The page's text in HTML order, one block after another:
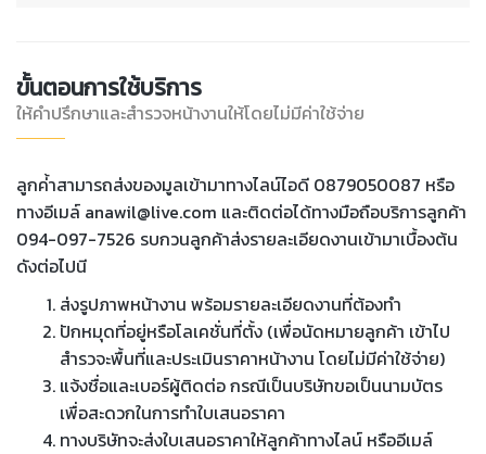
ขั้นตอนการใช้บริการ
ให้คำปรึกษาและสำรวจหน้างานให้โดยไม่มีค่าใช้จ่าย
ลูกค่้าสามารถส่งของมูลเข้ามาทางไลน์ไอดี 0879050087 หรือ
ทางอีเมล์ anawil@live.com และติดต่อได้ทางมือถือบริการลูกค้า
094-097-7526 รบกวนลูกค้าส่งรายละเอียดงานเข้ามาเบื้องต้น
ดังต่อไปนี
ส่งรูปภาพหน้างาน พร้อมรายละเอียดงานที่ต้องทำ
ปักหมุดที่อยู่หรือโลเคชั่นที่ตั้ง (เพื่อนัดหมายลูกค้า เข้าไป
สำรวจะพื้นที่และประเมินราคาหน้างาน โดยไม่มีค่าใช้จ่าย)
แจ้งชื่อและเบอร์ผู้ติดต่อ กรณีเป็นบริษัทขอเป็นนามบัตร
เพื่อสะดวกในการทำใบเสนอราคา
ทางบริษัทจะส่งใบเสนอราคาให้ลูกค้าทางไลน์ หรืออีเมล์